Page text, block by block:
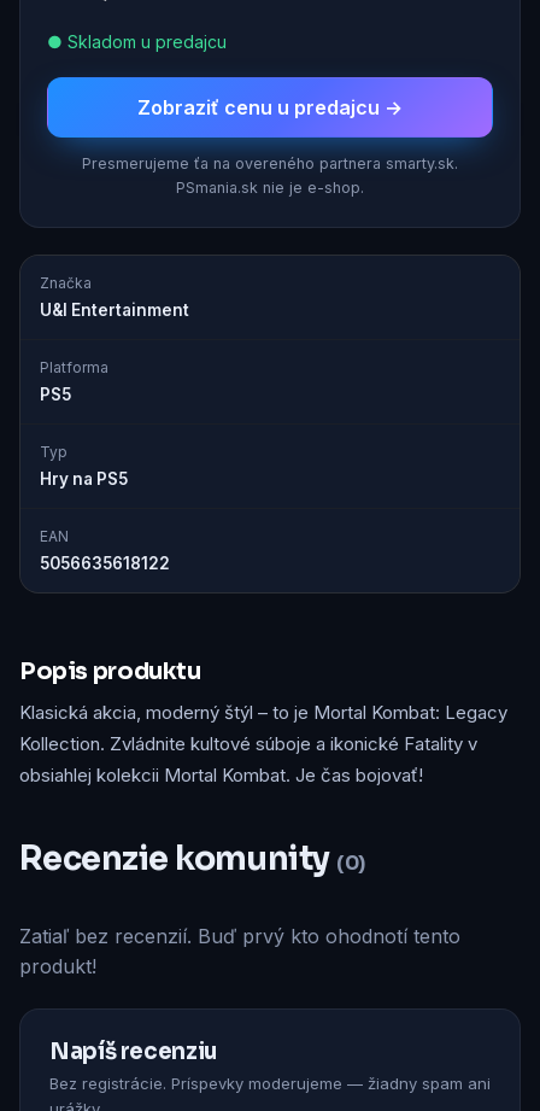
● Skladom u predajcu
Zobraziť cenu u predajcu →
Presmerujeme ťa na overeného partnera smarty.sk.
PSmania.sk nie je e-shop.
Značka
U&I Entertainment
Platforma
PS5
Typ
Hry na PS5
EAN
5056635618122
Popis produktu
Klasická akcia, moderný štýl – to je Mortal Kombat: Legacy
Kollection. Zvládnite kultové súboje a ikonické Fatality v
obsiahlej kolekcii Mortal Kombat. Je čas bojovať!
Recenzie komunity (0)
Zatiaľ bez recenzií. Buď prvý kto ohodnotí tento
produkt!
Napíš recenziu
Bez registrácie. Príspevky moderujeme — žiadny spam ani